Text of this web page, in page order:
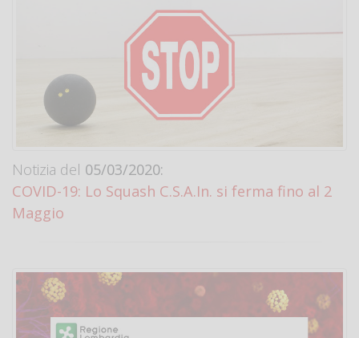
Notizia del 05/03/2020:
COVID-19: Lo Squash C.S.A.In. si ferma fino al 2
Maggio